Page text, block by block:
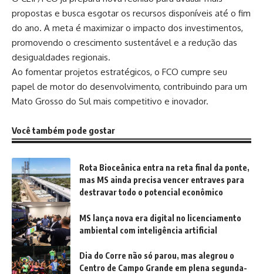
propostas e busca esgotar os recursos disponíveis até o fim
do ano. A meta é maximizar o impacto dos investimentos,
promovendo o crescimento sustentável e a redução das
desigualdades regionais.
Ao fomentar projetos estratégicos, o FCO cumpre seu
papel de motor do desenvolvimento, contribuindo para um
Mato Grosso do Sul mais competitivo e inovador.
Você também pode gostar
Rota Bioceânica entra na reta final da ponte,
mas MS ainda precisa vencer entraves para
destravar todo o potencial econômico
MS lança nova era digital no licenciamento
ambiental com inteligência artificial
Dia do Corre não só parou, mas alegrou o
Centro de Campo Grande em plena segunda-